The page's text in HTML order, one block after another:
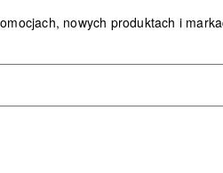
nowych produktach i